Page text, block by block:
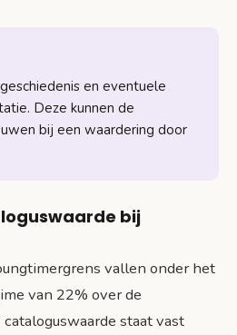
en eventuele
Deze kunnen de
bij een waardering door
bij
vallen onder het
van 22% over de
staat vast